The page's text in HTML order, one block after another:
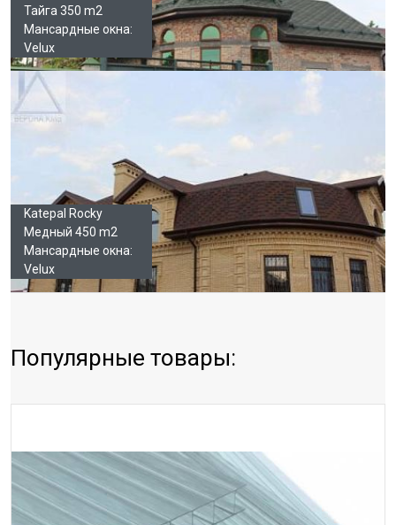
Тайга 350 m2
Мансардные окна:
Velux
Katepal Rocky
Медный 450 m2
Мансардные окна:
Velux
Популярные товары: